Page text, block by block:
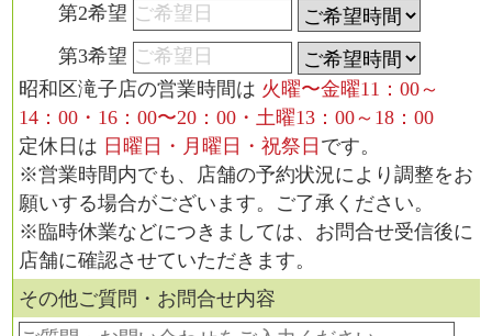
第2希望
第3希望
昭和区滝子店の営業時間は 火曜〜金曜11：00～
14：00・16：00〜20：00・土曜13：00～18：00
定休日は 日曜日・月曜日・祝祭日 です。
※営業時間内でも、店舗の予約状況により調整をお
願いする場合がございます。ご了承ください。
※臨時休業などにつきましては、お問合せ受信後に
店舗に確認させていただきます。
その他ご質問・お問合せ内容